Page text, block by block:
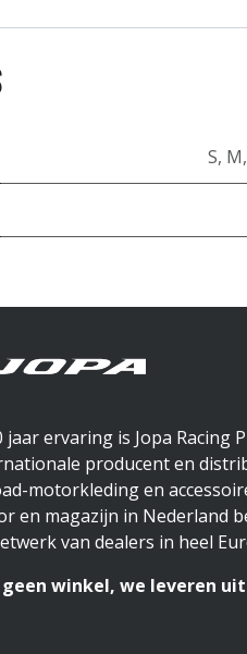
S, M,
jaar ervaring is Jopa Racing
producent en
motorkleding en
en magazijn in Nederland
van dealers in heel
geen winkel, we leveren